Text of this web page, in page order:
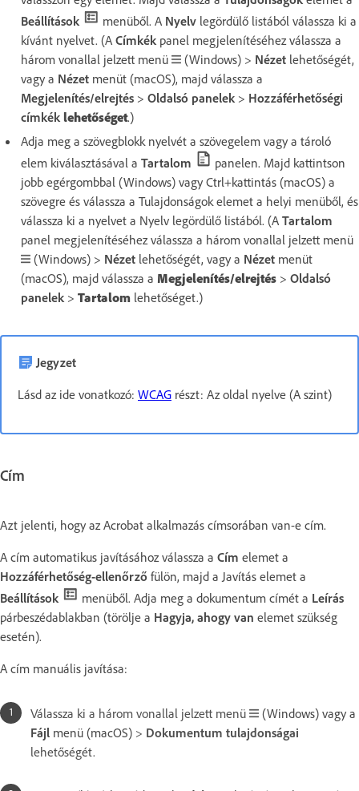
Beállítások
menüből. A Nyelv legördülő listából válassza ki a
kívánt nyelvet. (A Címkék panel megjelenítéséhez válassza a
három vonallal jelzett menü
(Windows) > Nézet lehetőségét,
vagy a Nézet menüt (macOS), majd válassza a
Megjelenítés/elrejtés > Oldalsó panelek > Hozzáférhetőségi
címkék lehetőséget.)
Adja meg a szövegblokk nyelvét a szövegelem vagy a tároló
elem kiválasztásával a Tartalom
panelen. Majd kattintson
jobb egérgombbal (Windows) vagy Ctrl+kattintás (macOS) a
szövegre és válassza a Tulajdonságok elemet a helyi menüből, és
válassza ki a nyelvet a Nyelv legördülő listából. (A Tartalom
panel megjelenítéséhez válassza a három vonallal jelzett menü
(Windows) > Nézet lehetőségét, vagy a Nézet menüt
(macOS), majd válassza a Megjelenítés/elrejtés > Oldalsó
panelek > Tartalom lehetőséget.)
Jegyzet
Lásd az ide vonatkozó: WCAG részt: Az oldal nyelve (A szint)
Cím
Azt jelenti, hogy az Acrobat alkalmazás címsorában van-e cím.
A cím automatikus javításához válassza a Cím elemet a
Hozzáférhetőség-ellenőrző fülön, majd a Javítás elemet a
Beállítások
menüből. Adja meg a dokumentum címét a Leírás
párbeszédablakban (törölje a Hagyja, ahogy van elemet szükség
esetén).
A cím manuális javítása:
Válassza ki a három vonallal jelzett menü
(Windows) vagy a
Fájl menü (macOS) > Dokumentum tulajdonságai
lehetőségét.